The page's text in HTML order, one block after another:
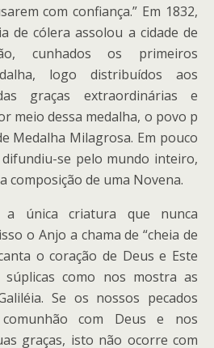
com confiança.” Em 1832,
de cólera assolou a cidade de
cunhados os primeiros
logo distribuídos aos
graças extraordinárias e
meio dessa medalha, o povo p
Medalha Milagrosa. Em pouco
se pelo mundo inteiro,
composição de uma Novena.
a única criatura que nunca
o Anjo a chama de “cheia de
o coração de Deus e Este
como nos mostra as
Se os nossos pecados
com Deus e nos
graças, isto não ocorre com